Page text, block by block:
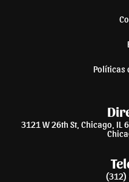
Políticas
3121 W 26th St, Chicago, IL
(312)